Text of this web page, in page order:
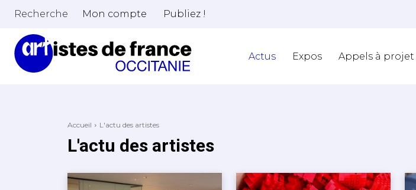
Recherche Mon compte Publiez !
Actus Expos Appels à projet
Accueil L'actu des artistes
L'actu des artistes